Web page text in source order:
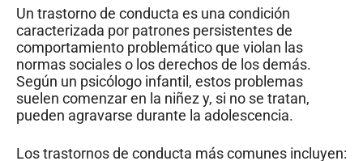
Un trastorno de conducta es una condición
caracterizada por patrones persistentes de
comportamiento problemático que violan las
normas sociales o los derechos de los demás.
Según un psicólogo infantil, estos problemas
suelen comenzar en la niñez y, si no se tratan,
pueden agravarse durante la adolescencia.
Los trastornos de conducta más comunes incluyen: